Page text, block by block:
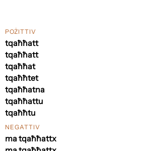
POŻITTIV
tqaħħatt
tqaħħatt
tqaħħat
tqaħħtet
tqaħħatna
tqaħħattu
tqaħħtu
NEGATTIV
ma tqaħħattx